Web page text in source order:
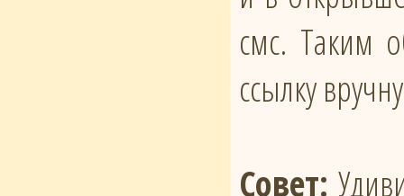
смс. Таким
ссылку
Совет: